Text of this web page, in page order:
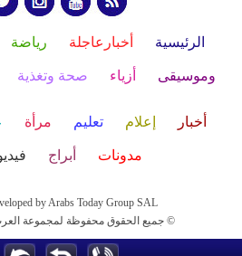
الرئيسية أخبارعاجلة رياضة
وموسيقى أزياء صحة وتغذية
أخبار إعلام تعليم مرأة
مدونات أبراج
by Arabs Today Group SAL
جميع الحقوق محفوظة لمجموعة العرب اليوم الاعلامية 2025 ©